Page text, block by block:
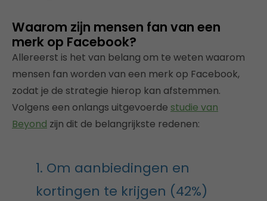
Waarom zijn mensen fan van een
merk op Facebook?
Allereerst is het van belang om te weten waarom
mensen fan worden van een merk op Facebook,
zodat je de strategie hierop kan afstemmen.
Volgens een onlangs uitgevoerde studie van
Beyond zijn dit de belangrijkste redenen:
1. Om aanbiedingen en
kortingen te krijgen (42%)